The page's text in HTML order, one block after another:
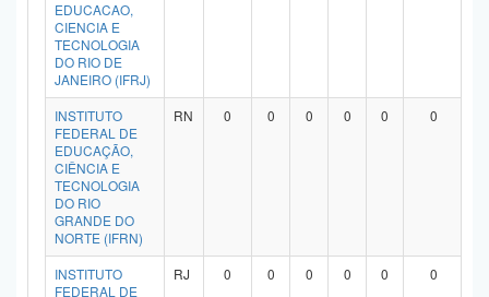
EDUCACAO,
CIENCIA E
TECNOLOGIA
DO RIO DE
JANEIRO (IFRJ)
INSTITUTO
FEDERAL DE
EDUCAÇÃO,
CIÊNCIA E
TECNOLOGIA
DO RIO
GRANDE DO
NORTE (IFRN)
RN 0 0 0 0 0 0
INSTITUTO
FEDERAL DE
RJ 0 0 0 0 0 0